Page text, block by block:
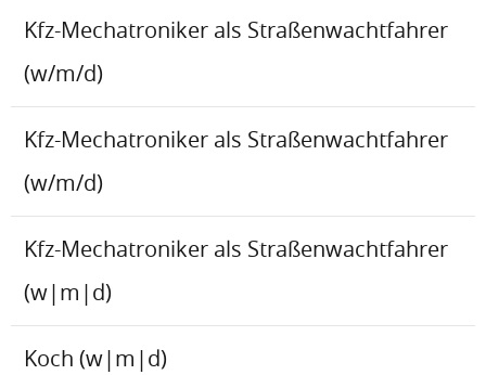
Kfz-Mechatroniker als Straßenwachtfahrer
(w/m/d)
Kfz-Mechatroniker als Straßenwachtfahrer
(w/m/d)
Kfz-Mechatroniker als Straßenwachtfahrer
(w|m|d)
Koch (w|m|d)